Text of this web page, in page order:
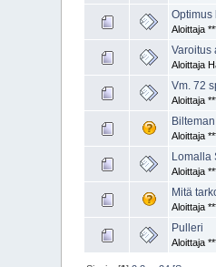
Optimus
Aloittaja
Varoitus
Aloittaja
Vm. 72
Aloittaja
Aloittaja
Lomalla
Aloittaja
Mitä
Aloittaja
Pulleri
Aloittaja